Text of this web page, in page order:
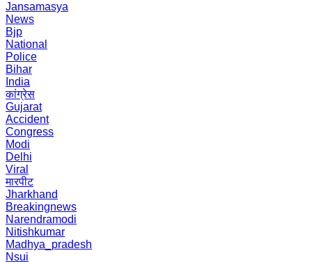
Jansamasya
News
Bjp
National
Police
Bihar
India
कांग्रेस
Gujarat
Accident
Congress
Modi
Delhi
Viral
मारपीट
Jharkhand
Breakingnews
Narendramodi
Nitishkumar
Madhya_pradesh
Nsui